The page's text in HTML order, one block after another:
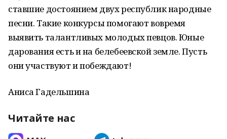
ставшие достоянием двух республик народные
песни. Такие конкурсы помогают вовремя
выявить талантливых молодых певцов. Юные
дарования есть и на белебеевской земле. Пусть
они участвуют и побеждают!
Аниса Гадельшина
Читайте нас